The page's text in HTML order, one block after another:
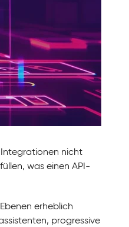
nicht
was einen API-
erheblich
progressive